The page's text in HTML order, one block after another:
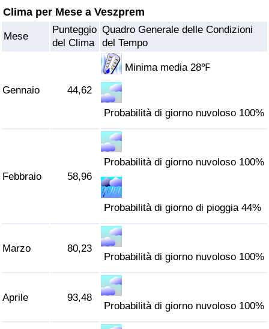
Clima per Mese a Veszprem
Mese
Punteggio
del Clima
Quadro Generale delle Condizioni
del Tempo
Gennaio 44,62
Minima media 28℉
Probabilità di giorno nuvoloso 100%
Febbraio 58,96
Probabilità di giorno nuvoloso 100%
Probabilità di giorno di pioggia 44%
Marzo 80,23
Probabilità di giorno nuvoloso 100%
Aprile 93,48
Probabilità di giorno nuvoloso 100%
Indice dell’Assistenza Sanitaria per
Indice dell’Inquinamento (Corrente)
Indice di inquinamento
Indice dell’Inquinamento per Nazione
Indice del Traffico
Indice del traffico (Corrente)
Indice del traffico per Nazione